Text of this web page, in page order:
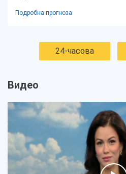
Подробна прогноза
24-часова
Видео